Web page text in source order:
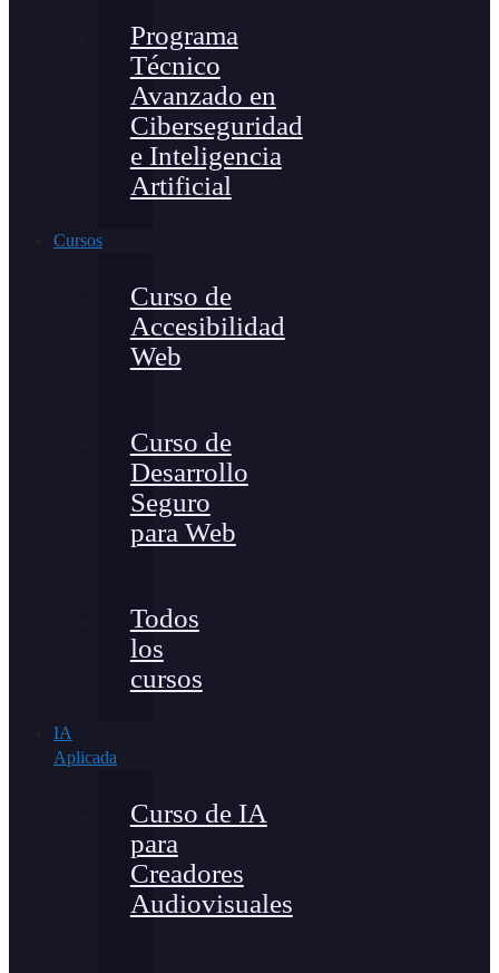
Programa
Técnico
Avanzado en
Ciberseguridad
e Inteligencia
Artificial
Cursos
Curso de
Accesibilidad
Web
Curso de
Desarrollo
Seguro
para Web
Todos
los
cursos
IA
Aplicada
Curso de IA
para
Creadores
Audiovisuales